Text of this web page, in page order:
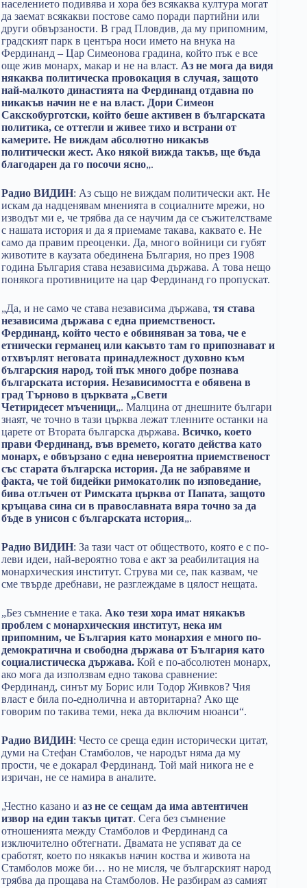
населението подивява и хора без всякаква култура могат
да заемат всякакви постове само поради партийни или
други обвързаности. В град Пловдив, да му припомним,
градският парк в центъра носи името на внука на
Фердинанд – Цар Симеонова градина, който пък е все
още жив монарх, макар и не на власт. Аз не мога да видя
някаква политическа провокация в случая, защото
най-малкото династията на Фердинанд отдавна по
никакъв начин не е на власт. Дори Симеон
Сакскобурготски, който беше активен в българската
политика, се оттегли и живее тихо и встрани от
камерите. Не виждам абсолютно никакъв
политически жест. Ако някой вижда такъв, ще бъда
благодарен да го посочи ясно„.
Радио ВИДИН: Аз също не виждам политически акт. Не
искам да надценявам мненията в социалните мрежи, но
изводът ми е, че трябва да се научим да се съжителстваме
с нашата история и да я приемаме такава, каквато е. Не
само да правим преоценки. Да, много войници си губят
животите в каузата обединена България, но през 1908
година България става независима държава. А това нещо
понякога противниците на цар Фердинанд го пропускат.
„Да, и не само че става независима държава, тя става
независима държава с една приемственост.
Фердинанд, който често е обвиняван за това, че е
етнически германец или какъвто там го припознават и
отхвърлят неговата принадлежност духовно към
българския народ, той пък много добре познава
българската история. Независимостта е обявена в
град Търново в църквата „Свети
Четиридесет мъченици„. Малцина от днешните българи
знаят, че точно в тази църква лежат тленните останки на
царете от Втората българска държава. Всичко, което
прави Фердинанд, във времето, когато действа като
монарх, е обвързано с една невероятна приемственост
със старата българска история. Да не забравяме и
факта, че той бидейки римокатолик по изповедание,
бива отлъчен от Римската църква от Папата, защото
кръщава сина си в православната вяра точно за да
бъде в унисон с българската история„.
Радио ВИДИН: За тази част от обществото, която е с по-
леви идеи, най-вероятно това е акт за реабилитация на
монархическия институт. Струва ми се, пак казвам, че
сме твърде дребнави, не разглеждаме в цялост нещата.
„Без съмнение е така. Ако тези хора имат някакъв
проблем с монархическия институт, нека им
припомним, че България като монархия е много по-
демократична и свободна държава от България като
социалистическа държава. Кой е по-абсолютен монарх,
ако мога да използвам едно такова сравнение:
Фердинанд, синът му Борис или Тодор Живков? Чия
власт е била по-еднолична и авторитарна? Ако ще
говорим по такива теми, нека да включим нюанси“.
Радио ВИДИН: Често се среща един исторически цитат,
думи на Стефан Стамболов, че народът няма да му
прости, че е докарал Фердинанд. Той май никога не е
изричан, не се намира в аналите.
„Честно казано и аз не се сещам да има автентичен
извор на един такъв цитат. Сега без съмнение
отношенията между Стамболов и Фердинанд са
изключително обтегнати. Двамата не успяват да се
сработят, което по някакъв начин коства и живота на
Стамболов може би… но не мисля, че българският народ
трябва да прощава на Стамболов. Не разбирам аз самият